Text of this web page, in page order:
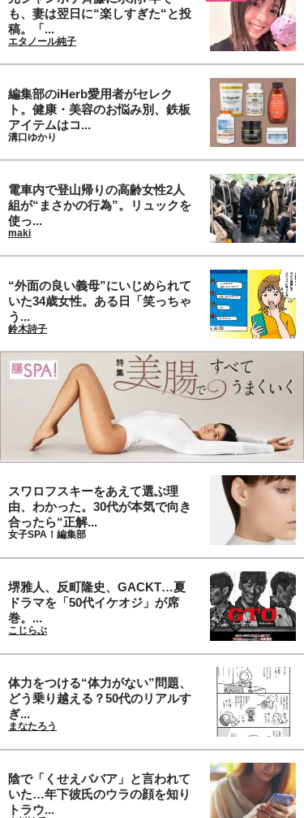
も、妻は翌日に“楽しすぎた“と投
稿。「...
エタノール純子
編集部のiHerb愛用者がセレク
ト。健康・美容のお悩み別、鉄板
アイテムはコ...
溝口ゆかり
電車内で登山帰りの高齢女性2人
組が“まさかの行為”。リュックを
使っ...
maki
“外面の良い義母”にいじめられて
いた34歳女性。ある日「笑っちゃ
う...
鈴木詩子
スワロフスキーをあえて選ぶ理
由、わかった。30代が本気で向き
合ったら“正解...
女子SPA！編集部
堺雅人、反町隆史、GACKT…夏
ドラマを「50代イケオジ」が席
巻。...
こじらぶ
体力をつける“体力がない”問題、
どう乗り越える？50代のリアルす
ぎ...
まなたろう
陰で「くせえババア」と言われて
いた…年下彼氏のウラの顔を知り
トラウ...